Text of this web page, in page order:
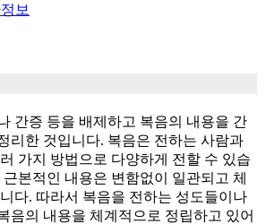
보
간증 등을 배제하고 복음의 내용을 간
리한 것입니다. 복음은 전하는 사람과
가지 방법으로 다양하게 전할 수 있습
본적인 내용은 변함없이 일관되고 체
다. 따라서 복음을 전하는 성도들이나
음의 내용을 체계적으로 정립하고 있어